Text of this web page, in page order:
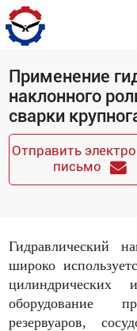
Применение
наклонного
сварки
Отправить
письмо
Гидравлический
широко
цилиндрических
оборудование
резервуаров,